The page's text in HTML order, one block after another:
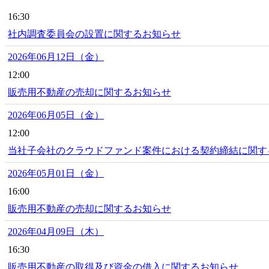
16:30
社内調査委員会の設置に関するお知らせ
2026年06月12日（金）
12:00
販売用不動産の売却に関するお知らせ
2026年06月05日（金）
12:00
当社子会社のクラウドファンド案件における契約締結に関
2026年05月01日（金）
16:00
販売用不動産の売却に関するお知らせ
2026年04月09日（木）
16:30
販売用不動産の取得及び資金の借入に関するお知らせ